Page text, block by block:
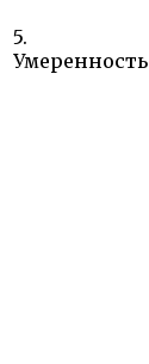
5.
Умеренность